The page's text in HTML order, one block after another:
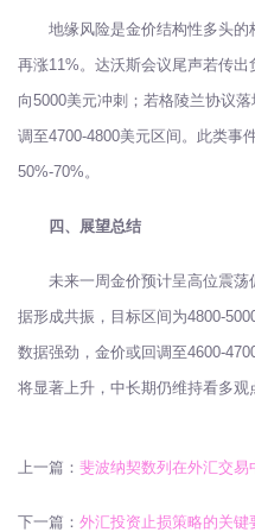
地缘风险是金价结构性多头
再涨11%。达沃斯会议尾声若传
向5000美元冲刺；若格陵兰协议
调至4700-4800美元区间。此类事
50%-70%。
四、展望总结
未来一周金价预计呈高位震
据形成共振，目标区间为4800-
数据强劲，金价或回调至4600-
将显著上升，中长期仍维持看多观
上一篇： 斐波纳契数列在外汇交易
下一篇： 外汇投资止损策略的关键